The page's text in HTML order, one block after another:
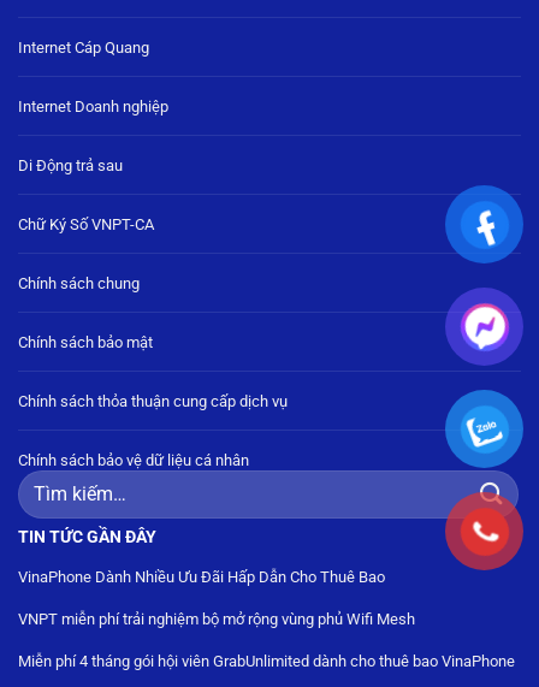
Internet Cáp Quang
Internet Doanh nghiệp
Di Động trả sau
Chữ Ký Số VNPT-CA
Chính sách chung
Chính sách bảo mật
Chính sách thỏa thuận cung cấp dịch vụ
Chính sách bảo vệ dữ liệu cá nhân
Tìm
kiếm:
TIN TỨC GẦN ĐÂY
VinaPhone Dành Nhiều Ưu Đãi Hấp Dẫn Cho Thuê Bao
VNPT miễn phí trải nghiệm bộ mở rộng vùng phủ Wifi Mesh
Miễn phí 4 tháng gói hội viên GrabUnlimited dành cho thuê bao VinaPhone